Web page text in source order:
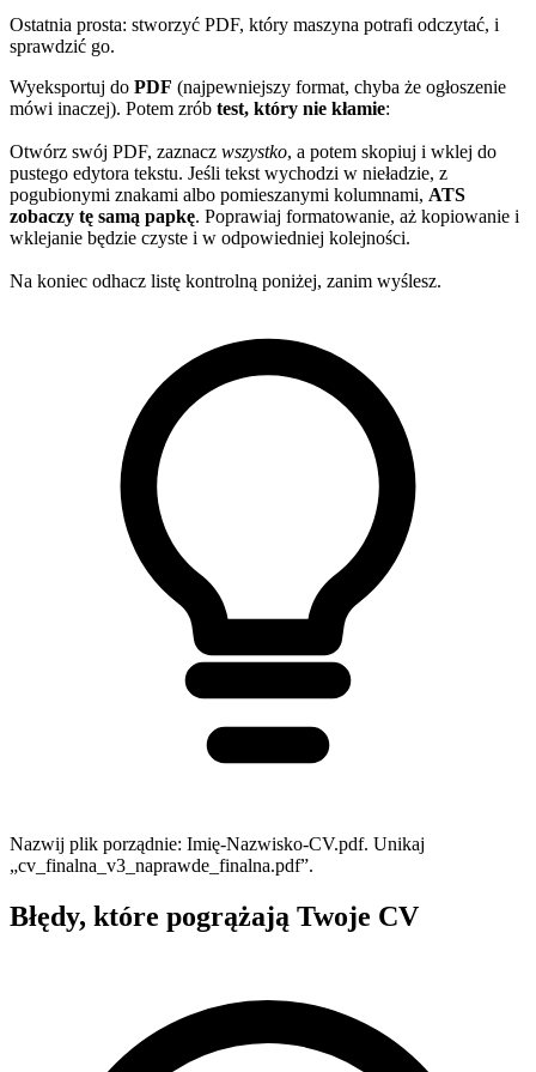
Ostatnia prosta: stworzyć PDF, który maszyna potrafi odczytać, i
sprawdzić go.
Wyeksportuj do PDF (najpewniejszy format, chyba że ogłoszenie
mówi inaczej). Potem zrób test, który nie kłamie:
Otwórz swój PDF, zaznacz wszystko, a potem skopiuj i wklej do
pustego edytora tekstu. Jeśli tekst wychodzi w nieładzie, z
pogubionymi znakami albo pomieszanymi kolumnami, ATS
zobaczy tę samą papkę. Poprawiaj formatowanie, aż kopiowanie i
wklejanie będzie czyste i w odpowiedniej kolejności.
Na koniec odhacz listę kontrolną poniżej, zanim wyślesz.
Nazwij plik porządnie: Imię-Nazwisko-CV.pdf. Unikaj
„cv_finalna_v3_naprawde_finalna.pdf”.
Błędy, które pogrążają Twoje CV